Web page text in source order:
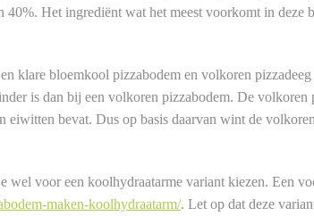
Het ingrediënt wat het meest voorkomt in deze
klare bloemkool pizzabodem en volkoren
is dan bij een volkoren pizzabodem. De volkoren
eiwitten bevat. Dus op basis daarvan wint de
voor een koolhydraatarme variant kiezen. Een
maken-koolhydraatarm/. Let op dat deze